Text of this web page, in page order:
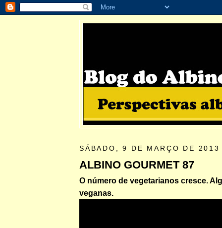
SÁBADO, 9 DE MARÇO DE 2013
ALBINO GOURMET 87
O número de vegetarianos cresce.
veganas.